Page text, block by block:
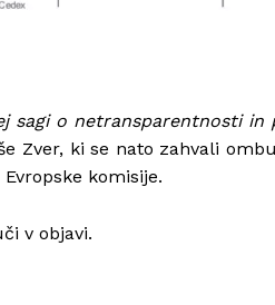
sagi o netransparentnosti in
Zver, ki se nato zahvali
komisije.
v objavi.